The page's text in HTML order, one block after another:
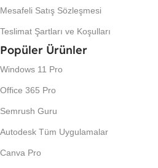
Mesafeli Satış Sözleşmesi
Teslimat Şartları ve Koşulları
Popüler Ürünler
Windows 11 Pro
Office 365 Pro
Semrush Guru
Autodesk Tüm Uygulamalar
Canva Pro